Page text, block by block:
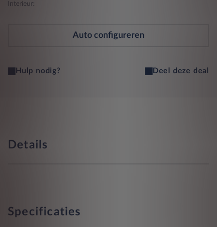
Interieur:
Auto configureren
Hulp nodig? Deel deze deal
Details
Specificaties